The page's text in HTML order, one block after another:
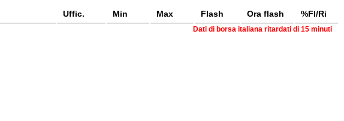
Uffic. Min Max Flash Ora flash %Fl/Ri
Dati di borsa italiana ritardati di 15 minuti